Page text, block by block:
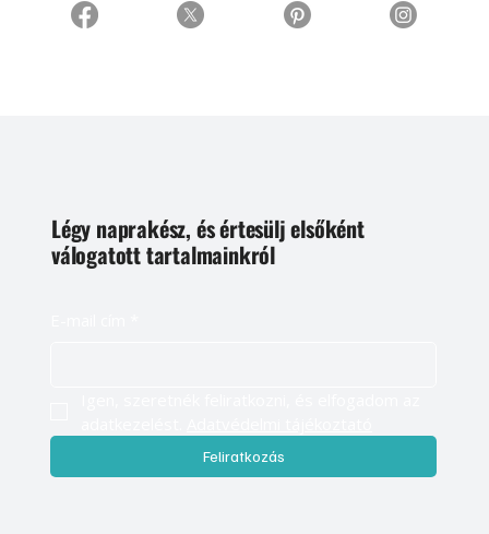
Légy naprakész, és értesülj elsőként
válogatott tartalmainkról
Feliratkozás